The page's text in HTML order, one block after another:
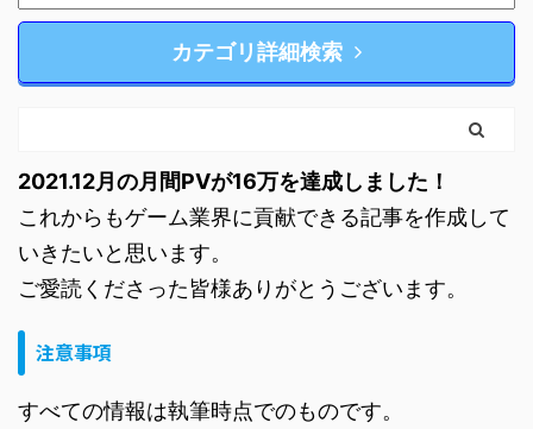
カテゴリ詳細検索
2021.12月の月間PVが16万を達成しました！
これからもゲーム業界に貢献できる記事を作成して
いきたいと思います。
ご愛読くださった皆様ありがとうございます。
注意事項
すべての情報は執筆時点でのものです。